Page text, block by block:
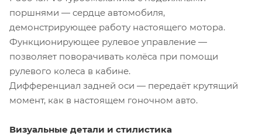
поршнями — сердце автомобиля,
демонстрирующее работу настоящего мотора.
Функционирующее рулевое управление —
позволяет поворачивать колёса при помощи
рулевого колеса в кабине.
Дифференциал задней оси — передаёт крутящий
момент, как в настоящем гоночном авто.
Визуальные детали и стилистика